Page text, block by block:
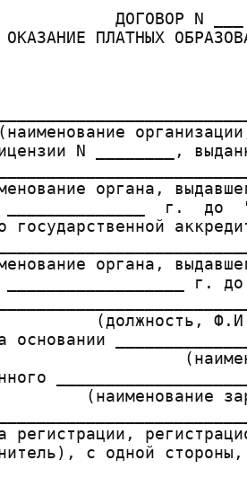
ДОГОВОР N ___
ОКАЗАНИЕ ПЛАТНЫХ
"__"
N ________,
органа,
г.  до
государственной
органа,
г.
(должность,
основании
(наименование
регистрации,
с одной стороны,